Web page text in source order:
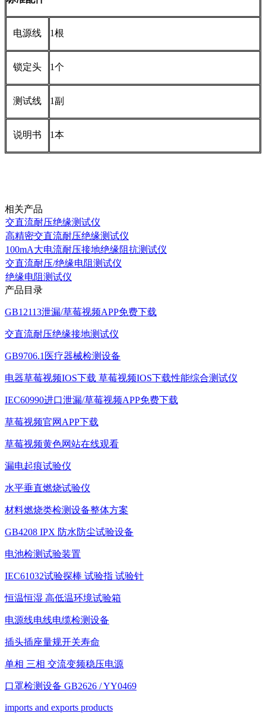
电源线 1根
锁定头 1个
测试线 1副
说明书 1本
相关产品
交直流耐压绝缘测试仪
高精密交直流耐压绝缘测试仪
100mA大电流耐压接地绝缘阻抗测试仪
交直流耐压/绝缘电阻测试仪
绝缘电阻测试仪
产品目录
GB12113泄漏/草莓视频APP免费下载
交直流耐压绝缘接地测试仪
GB9706.1医疗器械检测设备
电器草莓视频IOS下载 草莓视频IOS下载性能综合测试仪
IEC60990进口泄漏/草莓视频APP免费下载
草莓视频官网APP下载
草莓视频黄色网站在线观看
漏电起痕试验仪
水平垂直燃烧试验仪
材料燃烧类检测设备整体方案
GB4208 IPX 防水防尘试验设备
电池检测试验装置
IEC61032试验探棒 试验指 试验针
恒温恒湿 高低温环境试验箱
电源线电线电缆检测设备
插头插座量规开关寿命
单相 三相 交流变频稳压电源
口罩检测设备 GB2626 / YY0469
imports and exports products